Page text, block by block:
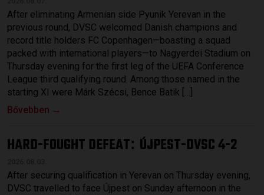
After eliminating Armenian side Pyunik Yerevan in the
previous round, DVSC welcomed Danish champions and
record title holders FC Copenhagen—boasting a squad
packed with international players—to Nagyerdei Stadium on
Thursday evening for the first leg of the UEFA Conference
League third qualifying round. Among those named in the
starting XI were Márk Szécsi, Bence Batik […]
Bővebben →
HARD-FOUGHT DEFEAT: ÚJPEST-DVSC 4-2
After securing qualification in Yerevan on Thursday evening,
DVSC travelled to face Újpest on Sunday afternoon in the